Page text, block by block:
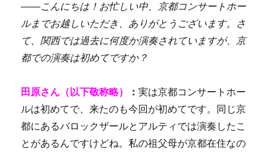
――こんにちは！お忙しい中、京都コンサートホー
ルまでお越しいただき、ありがとうございます。さ
て、 関西では過去に何度か演奏されていますが、京
都での演奏は初めてですか？
田原さん（以下敬称略） ：実は京都コンサートホー
ルは初めてで、来たのも今回が初めてです。同じ京
都にあるバロックザールと アルティでは演奏したこ
とがあるんですけどね。私の祖父母が京都在住なの